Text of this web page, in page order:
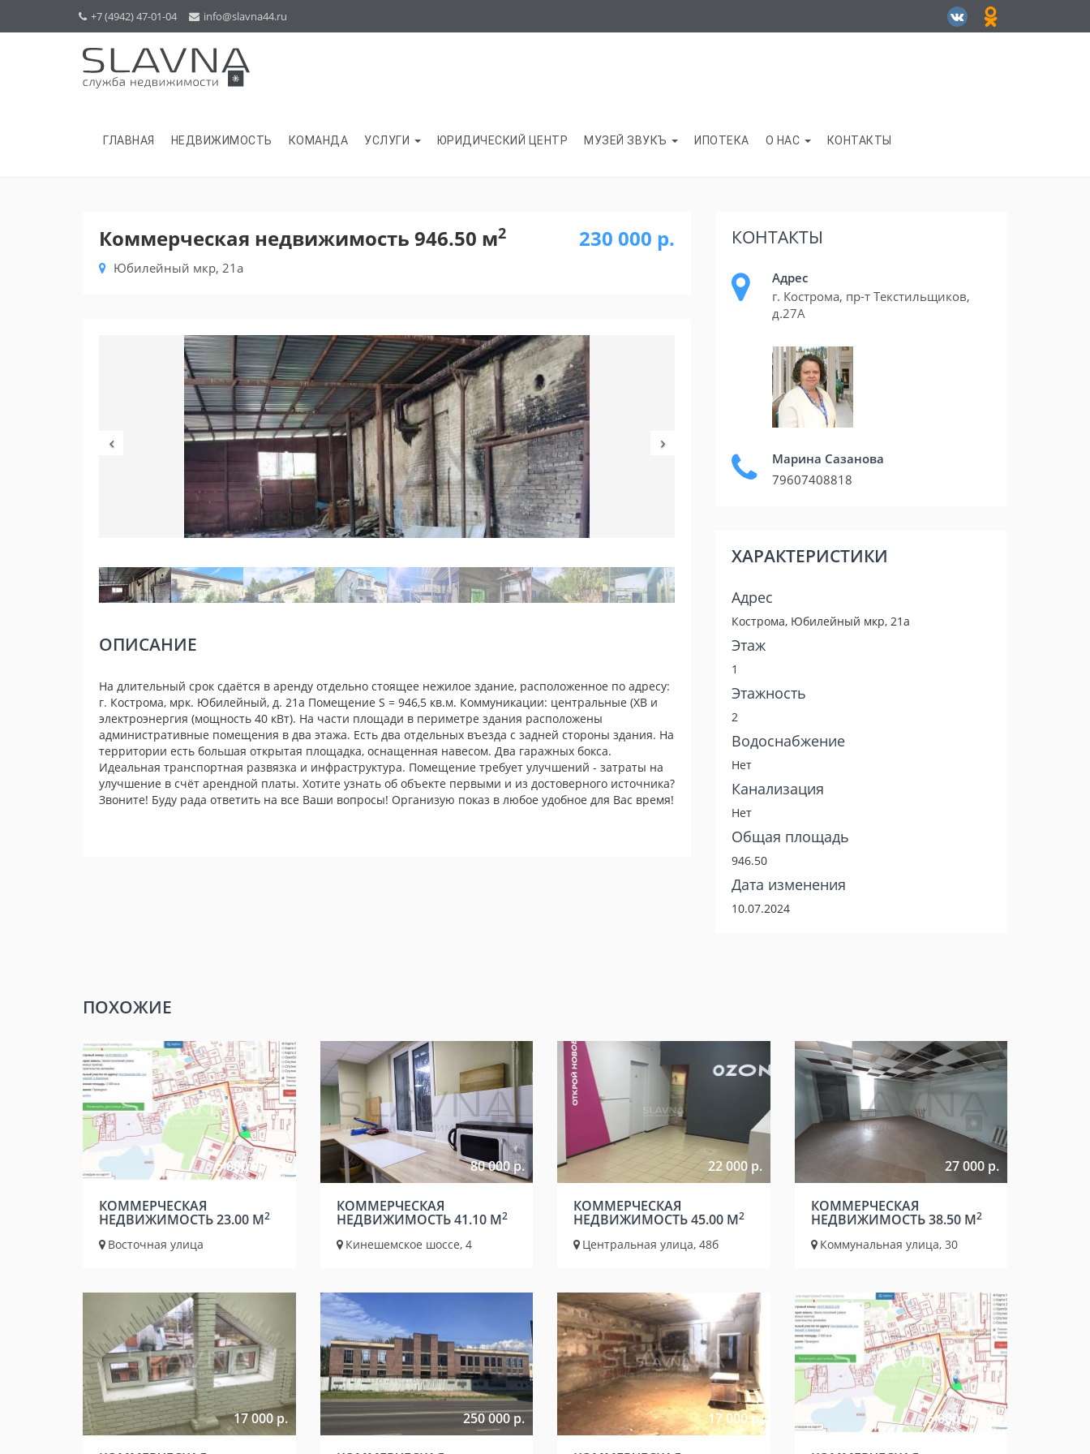
+7 (4942) 47-01-04 info@slavna44.ru
ГЛАВНАЯ НЕДВИЖИМОСТЬ КОМАНДА УСЛУГИ ЮРИДИЧЕСКИЙ ЦЕНТР МУЗЕЙ ЗВУКЪ ИПОТЕКА О НАС КОНТАКТЫ
Коммерческая недвижимость 946.50 м2
Юбилейный мкр, 21а
230 000 р.
ОПИСАНИЕ
На длительный срок сдаётся в аренду отдельно стоящее нежилое здание, расположенное по адресу:
г. Кострома, мрк. Юбилейный, д. 21а Помещение S = 946,5 кв.м. Коммуникации: центральные (ХВ и
электроэнергия (мощность 40 кВт). На части площади в периметре здания расположены
административные помещения в два этажа. Есть два отдельных въезда с задней стороны здания. На
территории есть большая открытая площадка, оснащенная навесом. Два гаражных бокса.
Идеальная транспортная развязка и инфраструктура. Помещение требует улучшений - затраты на
улучшение в счёт арендной платы. Хотите узнать об объекте первыми и из достоверного источника?
Звоните! Буду рада ответить на все Ваши вопросы! Организую показ в любое удобное для Вас время!
КОНТАКТЫ
Адрес
г. Кострома, пр-т Текстильщиков,
д.27А
Марина Сазанова
79607408818
ХАРАКТЕРИСТИКИ
Адрес
Кострома, Юбилейный мкр, 21а
Этаж
1
Этажность
2
Водоснабжение
Нет
Канализация
Нет
Общая площадь
946.50
Дата изменения
10.07.2024
ПОХОЖИЕ
5 000 000 р.
КОММЕРЧЕСКАЯ
НЕДВИЖИМОСТЬ 23.00 М2
Восточная улица
80 000 р.
КОММЕРЧЕСКАЯ
НЕДВИЖИМОСТЬ 41.10 М2
Кинешемское шоссе, 4
22 000 р.
КОММЕРЧЕСКАЯ
НЕДВИЖИМОСТЬ 45.00 М2
Центральная улица, 48б
27 000 р.
КОММЕРЧЕСКАЯ
НЕДВИЖИМОСТЬ 38.50 М2
Коммунальная улица, 30
17 000 р. 250 000 р. 17 000 р. 5 000 000 р.